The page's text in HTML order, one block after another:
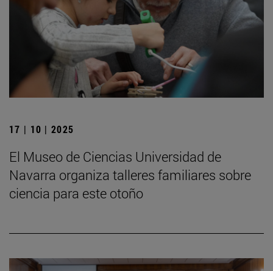
17 | 10 | 2025
El Museo de Ciencias Universidad de
Navarra organiza talleres familiares sobre
ciencia para este otoño